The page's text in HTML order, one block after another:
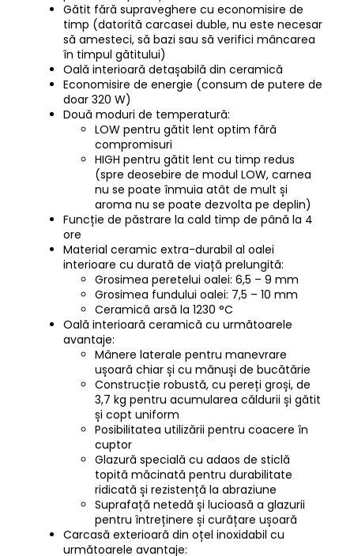
Gătit fără supraveghere cu economisire de
timp (datorită carcasei duble, nu este necesar
să amesteci, să bazi sau să verifici mâncarea
în timpul gătitului)
Oală interioară detașabilă din ceramică
Economisire de energie (consum de putere de
doar 320 W)
Două moduri de temperatură:
LOW pentru gătit lent optim fără
compromisuri
HIGH pentru gătit lent cu timp redus
(spre deosebire de modul LOW, carnea
nu se poate înmuia atât de mult și
aroma nu se poate dezvolta pe deplin)
Funcție de păstrare la cald timp de până la 4
ore
Material ceramic extra-durabil al oalei
interioare cu durată de viață prelungită:
Grosimea peretelui oalei: 6,5 – 9 mm
Grosimea fundului oalei: 7,5 – 10 mm
Ceramică arsă la 1230 °C
Oală interioară ceramică cu următoarele
avantaje:
Mânere laterale pentru manevrare
ușoară chiar și cu mănuși de bucătărie
Construcție robustă, cu pereți groși, de
3,7 kg pentru acumularea căldurii și gătit
și copt uniform
Posibilitatea utilizării pentru coacere în
cuptor
Glazură specială cu adaos de sticlă
topită măcinată pentru durabilitate
ridicată și rezistență la abraziune
Suprafață netedă și lucioasă a glazurii
pentru întreținere și curățare ușoară
Carcasă exterioară din oțel inoxidabil cu
următoarele avantaje: